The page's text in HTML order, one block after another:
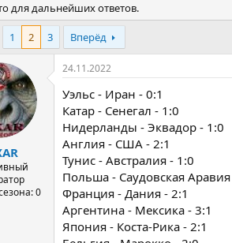
т
а
а
ч
а
л
а
для дальнейших ответов.
1 2 3 Вперёд
0
24.11.2022
Уэльс - Иран - 0:1
Катар - Сенегал - 1:0
Нидерланды - Эквадор - 1:0
Англия - США - 2:1
Тунис - Австралия - 1:0
Польша - Саудовская Аравия
Франция - Дания - 2:1
Аргентина - Мексика - 3:1
Япония - Коста-Рика - 2:1